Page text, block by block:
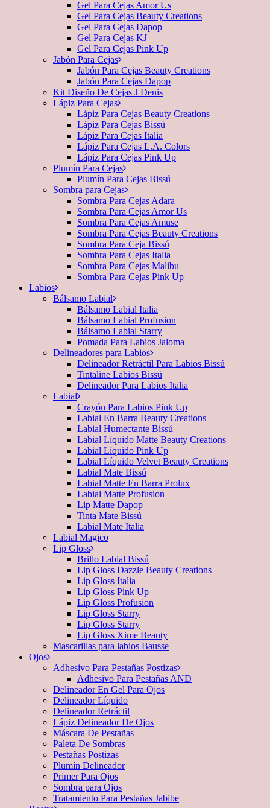
Gel Para Cejas Amor Us
Gel Para Cejas Beauty Creations
Gel Para Cejas Dapop
Gel Para Cejas KJ
Gel Para Cejas Pink Up
Jabón Para Cejas
Jabón Para Cejas Beauty Creations
Jabón Para Cejas Dapop
Kit Diseño De Cejas J Denis
Lápiz Para Cejas
Lápiz Para Cejas Beauty Creations
Lápiz Para Cejas Bissú
Lápiz Para Cejas Italia
Lápiz Para Cejas L.A. Colors
Lápiz Para Cejas Pink Up
Plumín Para Cejas
Plumín Para Cejas Bissú
Sombra para Cejas
Sombra Para Cejas Adara
Sombra Para Cejas Amor Us
Sombra Para Cejas Amuse
Sombra Para Cejas Beauty Creations
Sombra Para Ceja Bissú
Sombra Para Cejas Italia
Sombra Para Cejas Malibu
Sombra Para Cejas Pink Up
Labios
Bálsamo Labial
Bálsamo Labial Italia
Bálsamo Labial Profusion
Bálsamo Labial Starry
Pomada Para Labios Jaloma
Delineadores para Labios
Delineador Retráctil Para Labios Bissú
Tintaline Labios Bissú
Delineador Para Labios Italia
Labial
Crayón Para Labios Pink Up
Labial En Barra Beauty Creations
Labial Humectante Bissú
Labial Líquido Matte Beauty Creations
Labial Líquido Pink Up
Labial Líquido Velvet Beauty Creations
Labial Mate Bissú
Labial Matte En Barra Prolux
Labial Matte Profusion
Lip Matte Dapop
Tinta Mate Bissú
Labial Mate Italia
Labial Magico
Lip Gloss
Brillo Labial Bissú
Lip Gloss Dazzle Beauty Creations
Lip Gloss Italia
Lip Gloss Pink Up
Lip Gloss Profusion
Lip Gloss Starry
Lip Gloss Starry
Lip Gloss Xime Beauty
Mascarillas para labios Bausse
Ojos
Adhesivo Para Pestañas Postizas
Adhesivo Para Pestañas AND
Delineador En Gel Para Ojos
Delineador Líquido
Delineador Retráctil
Lápiz Delineador De Ojos
Máscara De Pestañas
Paleta De Sombras
Pestañas Postizas
Plumín Delineador
Primer Para Ojos
Sombra para Ojos
Tratamiento Para Pestañas Jabibe